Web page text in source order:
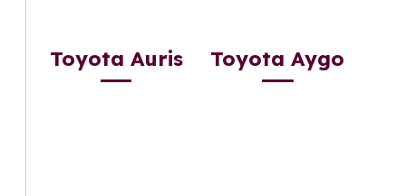
Toyota Auris Toyota Aygo